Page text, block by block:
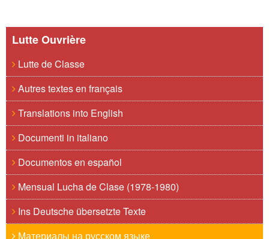
Lutte Ouvrière
Lutte de Classe
Autres textes en français
Translations into English
Documenti in italiano
Documentos en español
Mensual Lucha de Clase (1978-1980)
Ins Deutsche übersetzte Texte
Материалы на русском языке